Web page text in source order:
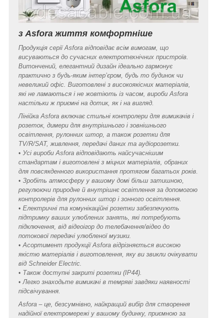
з Asfora життя комфортніше
Продукція серії Asfora відповідає всім вимогам, що
висуваються до сучасних електротехнічних пристроїв.
Витончений, елегантний дизайн ідеально гармонує
практично з будь-яким інтер’єром, будь то будинок чи
невеликий офіс. Виготовлені з високоякісних матеріалів,
які не ламаються і не жовтіють із часом, вироби Asfora
настільки ж приємні на дотик, як і на вигляд.
Лінійка Asfora включає стильні контролери для вимикачів і
розеток, димери для внутрішнього і зовнішнього
освітлення, рулонних штор, а також розетки для
TV/R/SAT, живлення, передачі даних та аудіорозетки.
• Усі вироби Asfora відповідають найсучаснішим
стандартам і виготовлені з міцних матеріалів, обраних
для повсякденного використання протягом багатьох років.
• Зробіть атмосферу у вашому домі більш затишною,
регулюючи природне й внутрішнє освітлення за допомогою
контролерів для рулонних штор і зонного освітлення.
• Електричні та комунікаційні розетки забезпечують
підтримку ваших улюблених занять, які потребують
підключення, від відеоігор до телебачення/відео до
потокової передачі улюбленої музики.
• Асортимент продукції Asfora відрізняється високою
якістю матеріалів і виготовлення, яку ви звикли очікувати
від Schneider Electric.
• Також доступні закриті розетки (IP44).
• Легко знаходьте вимикачі в темряві завдяки наявності
підсвічування.
Asfora – це, безсумнівно, найкращий вибір для створення
надійної електромережі у вашому будинку, приємною за